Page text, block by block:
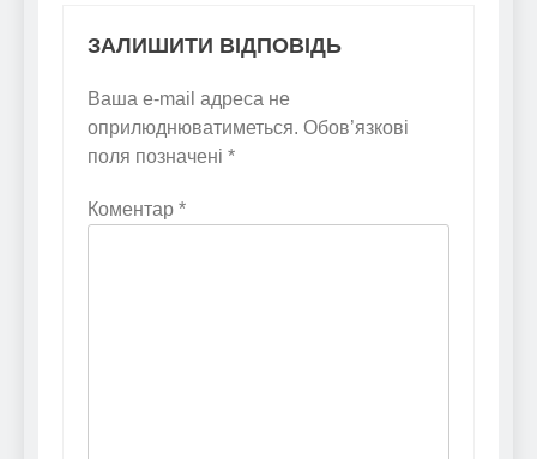
ЗАЛИШИТИ ВІДПОВІДЬ
Ваша e-mail адреса не
оприлюднюватиметься. Обов’язкові
поля позначені *
Коментар *